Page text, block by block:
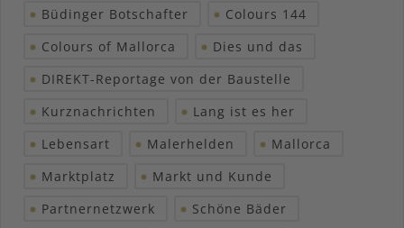
Büdinger Botschafter
Colours 144
Colours of Mallorca
Dies und das
DIREKT-Reportage von der Baustelle
Kurznachrichten
Lang ist es her
Lebensart
Malerhelden
Mallorca
Marktplatz
Markt und Kunde
Partnernetzwerk
Schöne Bäder